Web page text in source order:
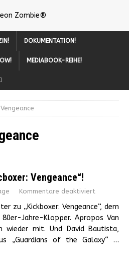
DOKUMENTATION!
MEDIABOOK-REIHE!
Vengeance“!
Kommentare deaktiviert
zu „Kickboxer: Vengeance“, dem
Jahre-Klopper. Apropos Van
wieder mit. Und David Bautista,
„Guardians of the Galaxy“ …